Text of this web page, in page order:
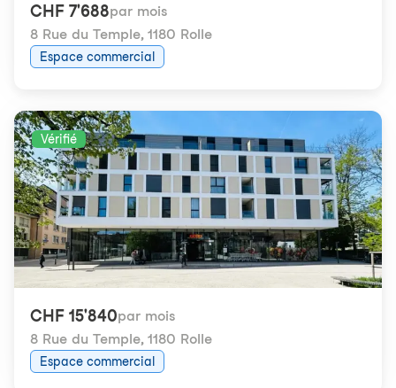
CHF 7'688par mois
8 Rue du Temple, 1180 Rolle
Espace commercial
Vérifié
CHF 15'840par mois
8 Rue du Temple, 1180 Rolle
Espace commercial